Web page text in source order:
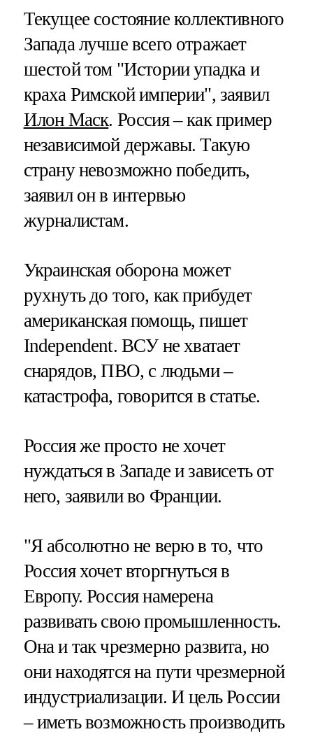
Текущее состояние коллективного
Запада лучше всего отражает
шестой том "Истории упадка и
краха Римской империи", заявил
Илон Маск. Россия – как пример
независимой державы. Такую
страну невозможно победить,
заявил он в интервью
журналистам.
Украинская оборона может
рухнуть до того, как прибудет
американская помощь, пишет
Independent. ВСУ не хватает
снарядов, ПВО, с людьми –
катастрофа, говорится в статье.
Россия же просто не хочет
нуждаться в Западе и зависеть от
него, заявили во Франции.
"Я абсолютно не верю в то, что
Россия хочет вторгнуться в
Европу. Россия намерена
развивать свою промышленность.
Она и так чрезмерно развита, но
они находятся на пути чрезмерной
индустриализации. И цель России
– иметь возможность производить